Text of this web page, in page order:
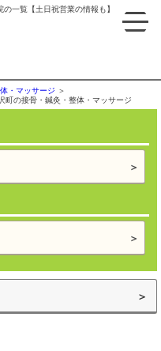
一覧【土日祝営業の情報も】
・マッサージ
町の接骨・鍼灸・整体・マッサージ